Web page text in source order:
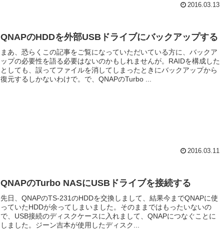
2016.03.13
QNAPのHDDを外部USBドライブにバックアップする
まあ、恐らくこの記事をご覧になっていただいている方に、バックア
ップの必要性を語る必要はないのかもしれませんが。RAIDを構成した
としても、誤ってファイルを消してしまったときにバックアップから
復元するしかないわけで。で、QNAPのTurbo ...
2016.03.11
QNAPのTurbo NASにUSBドライブを接続する
先日、QNAPのTS-231のHDDを交換しまして、結果今までQNAPに使
っていたHDDが余ってしまいました。そのままではもったいないの
で、USB接続のディスクケースに入れまして、QNAPにつなぐことに
しました。ジーン吉本が使用したディスク...